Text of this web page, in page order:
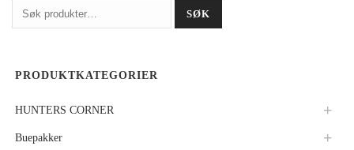
Søk
etter:
SØK
PRODUKTKATEGORIER
HUNTERS CORNER
Buepakker